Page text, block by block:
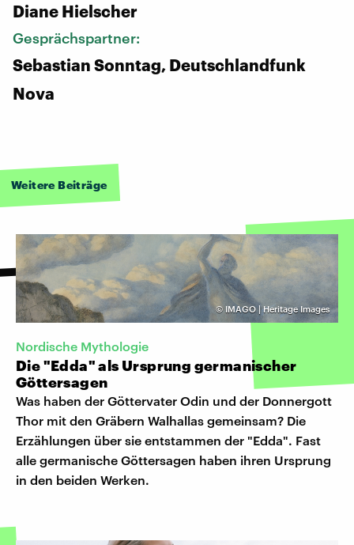
Diane Hielscher
Gesprächspartner:
Sebastian Sonntag, Deutschlandfunk
Nova
Weitere Beiträge
© IMAGO | Heritage Images
Nordische Mythologie
Die "Edda" als Ursprung germanischer
Göttersagen
Was haben der Göttervater Odin und der Donnergott
Thor mit den Gräbern Walhallas gemeinsam? Die
Erzählungen über sie entstammen der "Edda". Fast
alle germanische Göttersagen haben ihren Ursprung
in den beiden Werken.